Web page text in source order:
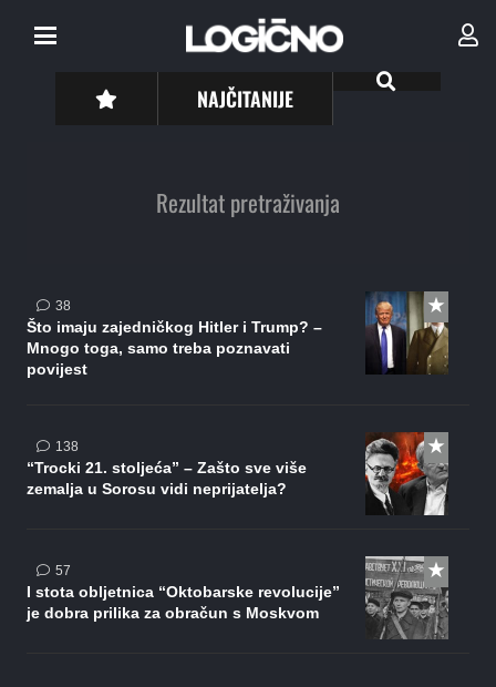
NAJČITANIJE
Rezultat pretraživanja
38komentara
Što imaju zajedničkog Hitler i Trump? –
Mnogo toga, samo treba poznavati
povijest
138komentara
“Trocki 21. stoljeća” – Zašto sve više
zemalja u Sorosu vidi neprijatelja?
57komentara
I stota obljetnica “Oktobarske revolucije”
je dobra prilika za obračun s Moskvom